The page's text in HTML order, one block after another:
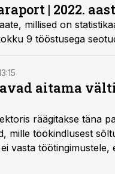
| 2022.
millised on
9 tööstusega
aitama
räägitakse täna
mille töökindlusest
vasta